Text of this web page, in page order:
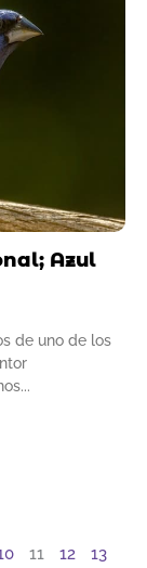
Azul
de uno de los
11 12
13